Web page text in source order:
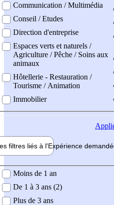
Communication / Multimédia
Conseil / Etudes
Direction d'entreprise
Espaces verts et naturels /
Agriculture / Pêche / Soins aux
animaux
Hôtellerie - Restauration /
Tourisme / Animation
Immobilier
filtres liés à l'Expérience
demandée
Moins de 1 an
De 1 à 3 ans (2)
Plus de 3 ans